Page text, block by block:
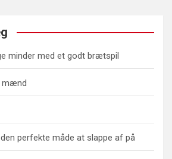
minder med et godt brætspil
mænd
perfekte måde at slappe af på